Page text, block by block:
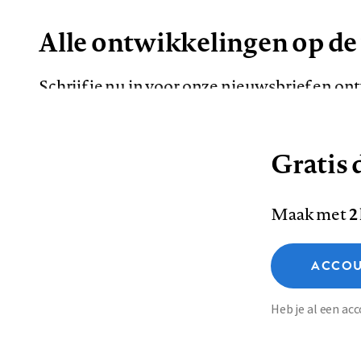
Alle ontwikkelingen op de
Schrijf je nu in voor onze nieuwsbrief en
Colofon
Functionele cookies
Analytische cookies
Gratis
Maak met
Heb je al een